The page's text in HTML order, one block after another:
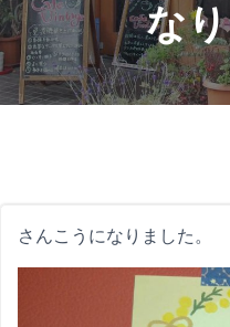
な
さんこうになりました。